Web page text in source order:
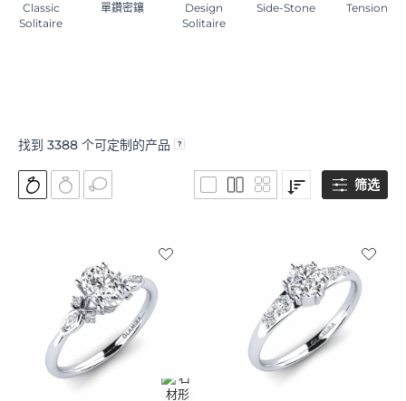
Classic
Solitaire
單鑽密鑲
Design
Solitaire
Side-Stone Tension
找到 3388 个可定制的产品
筛选